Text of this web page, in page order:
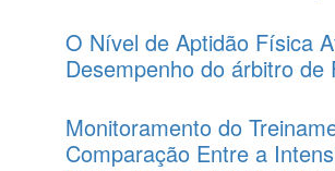
O Nível de Aptidão Física
Desempenho do árbitro de
Monitoramento do
Comparação Entre a